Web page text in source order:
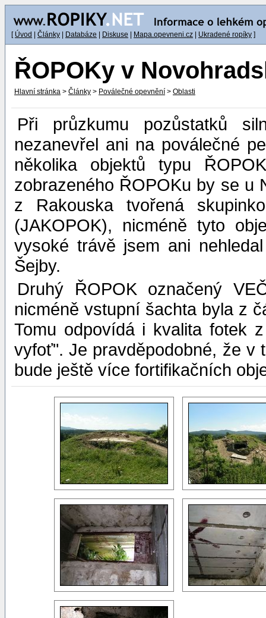
[ Úvod Články Databáze Diskuse Mapa.opevneni.cz Ukradené ropíky ]
ŘOPOKy v
Hlavní stránka > Články > Poválečné opevnění > Oblasti
Při průzkumu pozůstatků
nezanevřel ani na poválečné
několika objektů typu
zobrazeného ŘOPOKu by se u
z Rakouska tvořená
(JAKOPOK), nicméně tyto
vysoké trávě jsem ani
Šejby.
Druhý ŘOPOK označený
nicméně vstupní šachta byla z
Tomu odpovídá i kvalita fotek
vyfoť". Je pravděpodobné, že v
bude ještě více fortifikačních